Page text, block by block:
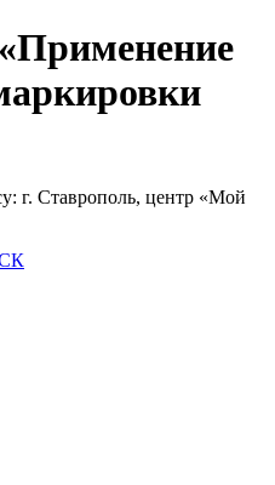
г. Ставрополь, центр «Мой